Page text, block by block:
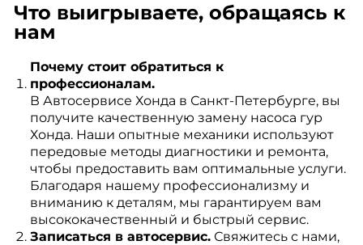
Что выигрываете, обращаясь к
нам
Почему стоит обратиться к
профессионалам.
В Автосервисе Хонда в Санкт-Петербурге, вы
получите качественную замену насоса гур
Хонда. Наши опытные механики используют
передовые методы диагностики и ремонта,
чтобы предоставить вам оптимальные услуги.
Благодаря нашему профессионализму и
вниманию к деталям, мы гарантируем вам
высококачественный и быстрый сервис.
Записаться в автосервис.Свяжитесь с нами,